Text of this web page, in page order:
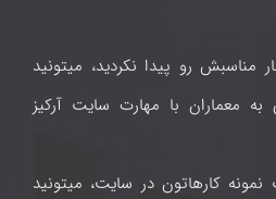
مناسبش رو پیدا نکردید، میتونید
معماران با مهارت سایت آرکیز
کارهاتون در سایت، میتونید